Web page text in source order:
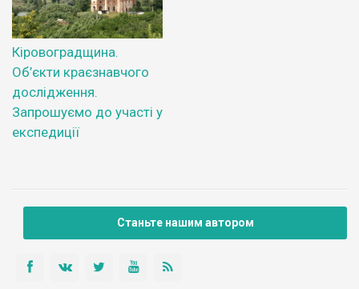
Кіровоградщина.
Об’єкти краєзнавчого
дослідження.
Запрошуємо до участі у
експедиції
Станьте нашим автором